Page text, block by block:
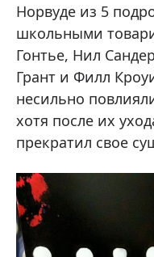
Норвуде из 5
школьными
Гонтье, Нил
Грант и Филл
несильно
хотя после их
прекратил свое